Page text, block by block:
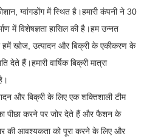
ग्वांगडोंग में स्थित है।हमारी कंपनी ने 30
में विशेषज्ञता हासिल की है।हम उन्नत
हमें खोज, उत्पादन और बिक्री के एकीकरण के
हैं।हमारी वार्षिक बिक्री मात्रा
और बिक्री के लिए एक शक्तिशाली टीम
पीछा करने पर जोर देते हैं और फैशन के
की आवश्यकता को पूरा करने के लिए और